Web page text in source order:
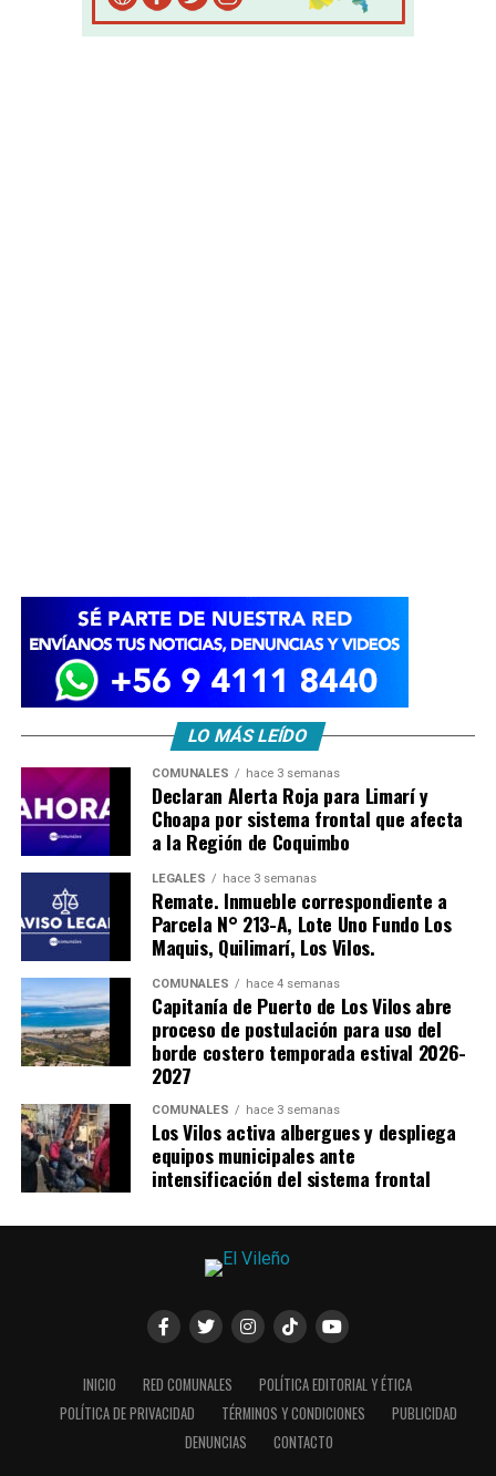
LO MÁS LEÍDO
COMUNALES hace 3 semanas
Declaran Alerta Roja para Limarí y
Choapa por sistema frontal que afecta
a la Región de Coquimbo
LEGALES hace 3 semanas
Remate. Inmueble correspondiente a
Parcela N° 213-A, Lote Uno Fundo Los
Maquis, Quilimarí, Los Vilos.
COMUNALES hace 4 semanas
Capitanía de Puerto de Los Vilos abre
proceso de postulación para uso del
borde costero temporada estival 2026-
2027
COMUNALES hace 3 semanas
Los Vilos activa albergues y despliega
equipos municipales ante
intensificación del sistema frontal
INICIO RED COMUNALES
POLÍTICA EDITORIAL Y ÉTICA
POLÍTICA DE PRIVACIDAD
TÉRMINOS Y CONDICIONES
PUBLICIDAD
DENUNCIAS
CONTACTO